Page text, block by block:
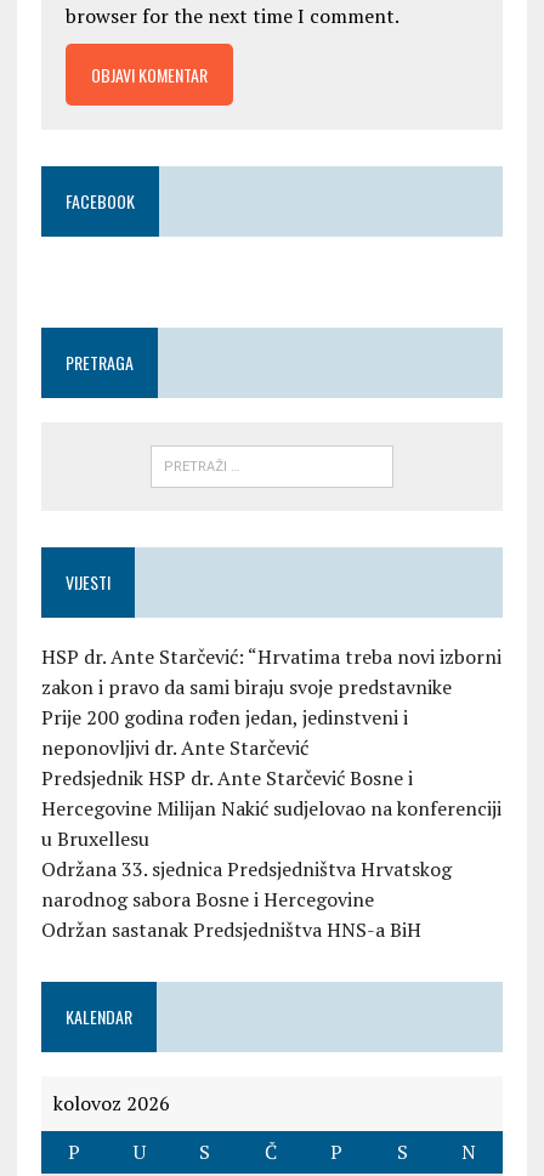
browser for the next time I comment.
FACEBOOK
PRETRAGA
VIJESTI
HSP dr. Ante Starčević: “Hrvatima treba novi izborni
zakon i pravo da sami biraju svoje predstavnike
Prije 200 godina rođen jedan, jedinstveni i
neponovljivi dr. Ante Starčević
Predsjednik HSP dr. Ante Starčević Bosne i
Hercegovine Milijan Nakić sudjelovao na konferenciji
u Bruxellesu
Održana 33. sjednica Predsjedništva Hrvatskog
narodnog sabora Bosne i Hercegovine
Održan sastanak Predsjedništva HNS-a BiH
KALENDAR
kolovoz 2026
P
U S Č P S N